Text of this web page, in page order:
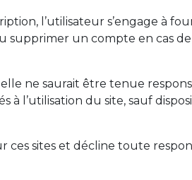
l’utilisateur s’engage à
supprimer un compte en cas
elle ne saurait être tenue
l’utilisation du site, sauf
ces sites et décline toute